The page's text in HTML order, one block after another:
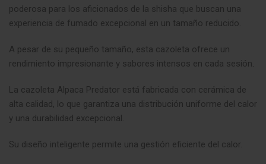
poderosa para los aficionados de la shisha que buscan una
experiencia de fumado excepcional en un tamaño reducido.
A pesar de su pequeño tamaño, esta cazoleta ofrece un
rendimiento impresionante y sabores intensos en cada sesión.
La cazoleta Alpaca Predator está fabricada con cerámica de
alta calidad, lo que garantiza una distribución uniforme del calor
y una durabilidad excepcional.
Su diseño inteligente permite una gestión eficiente del calor.